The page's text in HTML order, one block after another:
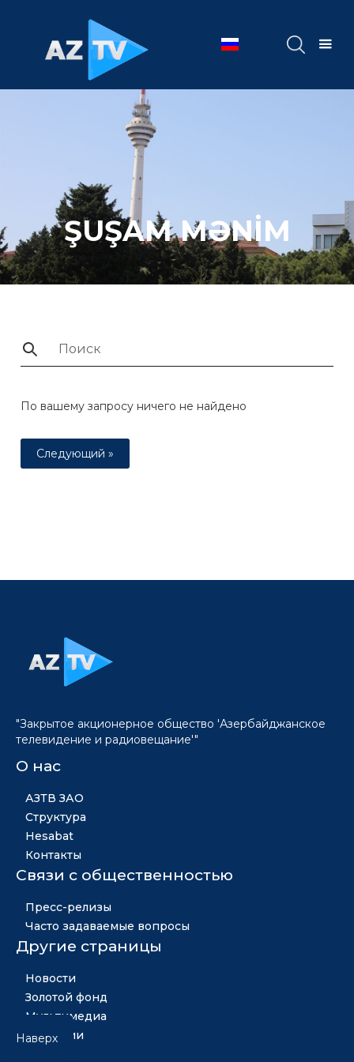
ŞUŞAM MƏNİM
По вашему запросу ничего не найдено
Следующий »
"Закрытое акционерное общество 'Азербайджанское
телевидение и радиовещание'"
О нас
АЗТВ ЗАО
Структура
Hesabat
Контакты
Связи с общественностью
Пресс-релизы
Часто задаваемые вопросы
Другие страницы
Новости
Золотой фонд
Мультимедиа
Вакансии
Наверх